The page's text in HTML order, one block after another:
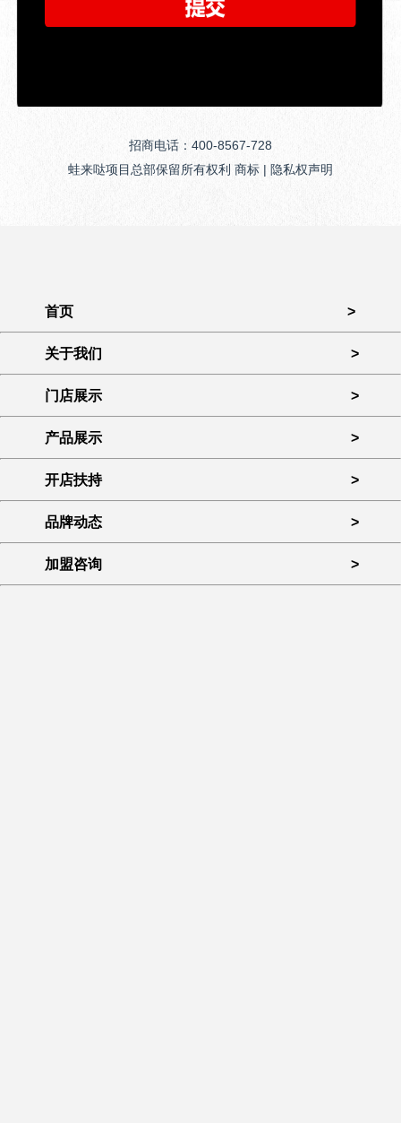
招商电话：400-8567-728
蛙来哒项目总部保留所有权利 商标 | 隐私权声明
首页 >
关于我们 >
门店展示 >
产品展示 >
开店扶持 >
品牌动态 >
加盟咨询 >